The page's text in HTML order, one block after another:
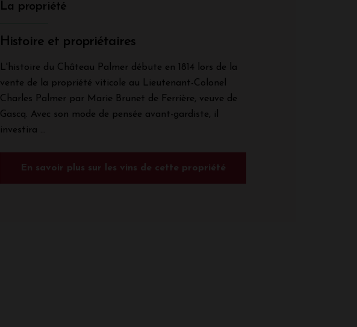
La propriété
Histoire et propriétaires
L'histoire du Château Palmer débute en 1814 lors de la
vente de la propriété viticole au Lieutenant-Colonel
Charles Palmer par Marie Brunet de Ferrière, veuve de
Gascq. Avec son mode de pensée avant-gardiste, il
investira ...
En savoir plus sur les vins de cette propriété